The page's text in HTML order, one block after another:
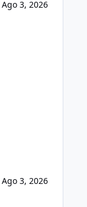
Ago 3, 2026
Ago 3, 2026